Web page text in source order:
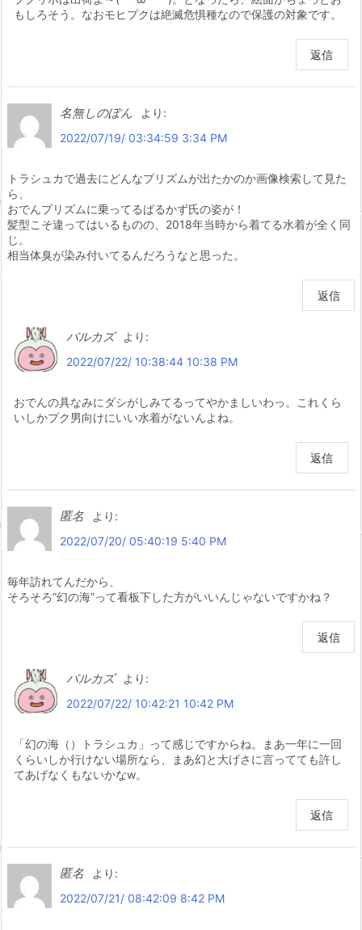
もしろそう。なおモヒプクは絶滅危惧種なので保護の対象です。
返信
名無しのぽん
より:
2022/07/19/ 03:34:59 3:34 PM
トラシュカで過去にどんなプリズムが出たかのか画像検索して見た
ら、
おでんプリズムに乗ってるばるかず氏の姿が！
髪型こそ違ってはいるものの、2018年当時から着てる水着が全く同
じ。
相当体臭が染み付いてるんだろうなと思った。
返信
バルカズ
より:
2022/07/22/ 10:38:44 10:38 PM
おでんの具なみにダシがしみてるってやかましいわっ。これくら
いしかプク男向けにいい水着がないんよね。
返信
匿名
より:
2022/07/20/ 05:40:19 5:40 PM
毎年訪れてんだから、
そろそろ”幻の海”って看板下した方がいいんじゃないですかね？
返信
バルカズ
より:
2022/07/22/ 10:42:21 10:42 PM
「幻の海（）トラシュカ」って感じですからね。まあ一年に一回
くらいしか行けない場所なら、まあ幻と大げさに言ってても許し
てあげなくもないかなw。
返信
匿名
より:
2022/07/21/ 08:42:09 8:42 PM